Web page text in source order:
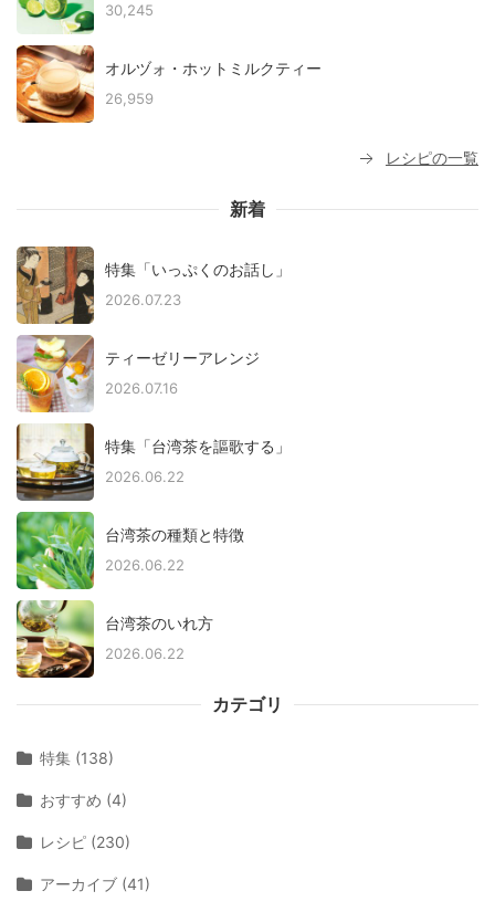
30,245
オルヅォ・ホットミルクティー
26,959
レシピの一覧
新着
特集「いっぷくのお話し」
2026.07.23
ティーゼリーアレンジ
2026.07.16
特集「台湾茶を謳歌する」
2026.06.22
台湾茶の種類と特徴
2026.06.22
台湾茶のいれ方
2026.06.22
カテゴリ
特集 (138)
おすすめ (4)
レシピ (230)
アーカイブ (41)